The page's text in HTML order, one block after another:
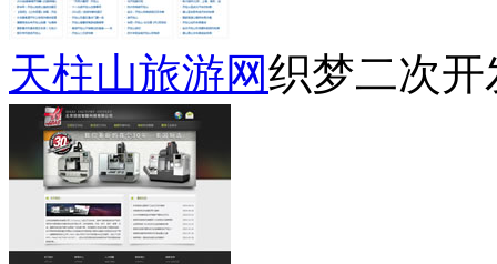
天柱山旅游网织梦二次